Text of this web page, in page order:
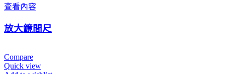
查看內容
放大鏡間尺
Compare
Quick view